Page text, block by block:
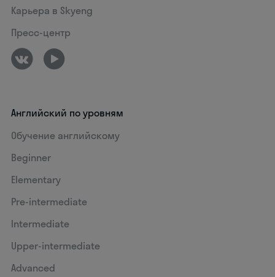
Карьера в Skyeng
Пресс-центр
Английский по уровням
Обучение английскому
Beginner
Elementary
Pre-intermediate
Intermediate
Upper-intermediate
Advanced